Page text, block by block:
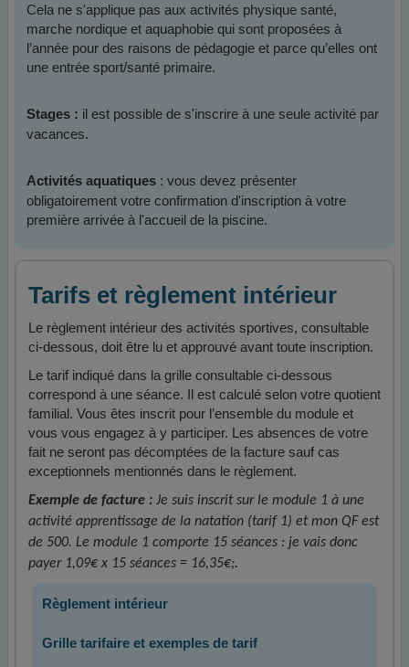
Cela ne s'applique pas aux activités physique santé,
marche nordique et aquaphobie qui sont proposées à
l’année pour des raisons de pédagogie et parce qu’elles ont
une entrée sport/santé primaire.
Stages : il est possible de s'inscrire à une seule activité par
vacances.
Activités aquatiques: vous devez présenter
obligatoirement votre confirmation d'inscription à votre
première arrivée à l'accueil de la piscine.
Tarifs et règlement intérieur
Le règlement intérieur des activités sportives, consultable
ci-dessous, doit être lu et approuvé avant toute inscription.
Le tarif indiqué dans la grille consultable ci-dessous
correspond à une séance. Il est calculé selon votre quotient
familial. Vous êtes inscrit pour l’ensemble du module et
vous vous engagez à y participer. Les absences de votre
fait ne seront pas décomptées de la facture sauf cas
exceptionnels mentionnés dans le règlement.
Exemple de facture :Je suis inscrit sur le module 1 à une
activité apprentissage de la natation (tarif 1) et mon QF est
de 500. Le module 1 comporte 15 séances : je vais donc
payer 1,09€ x 15 séances = 16,35€;.
Règlement intérieur
Grille tarifaire et exemples de tarif